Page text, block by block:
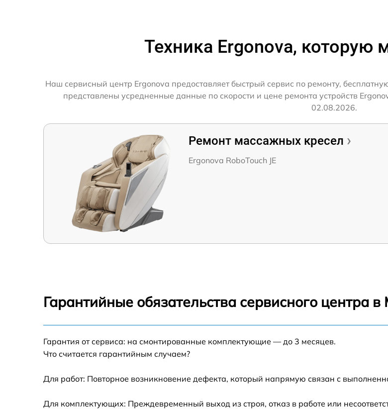
Техника Ergonova,
Наш сервисный центр Ergonova предоставляет быстрый сервис по ремонту,
представлены усредненные данные по скорости и цене ремонта устройств
02.08.2026.
Ремонт массажных кресел
Ergonova RoboTouch JE
Гарантийные обязательства сервисного центра в
Гарантия от сервиса: на смонтированные комплектующие — до 3 месяцев.
Что считается гарантийным случаем?
Для работ: Повторное возникновение дефекта, который напрямую связан с
Для комплектующих: Преждевременный выход из строя, отказ в работе или